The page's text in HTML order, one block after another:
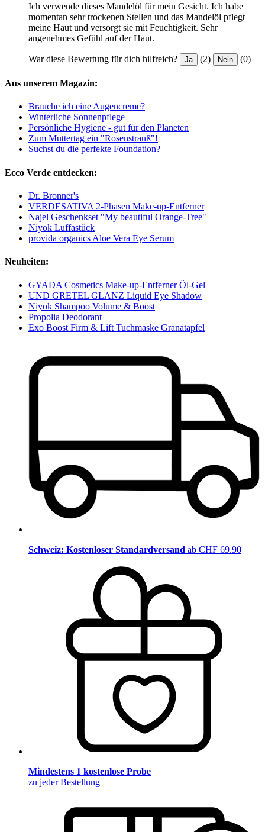
Ich verwende dieses Mandelöl für mein Gesicht. Ich habe
momentan sehr trockenen Stellen und das Mandelöl pflegt
meine Haut und versorgt sie mit Feuchtigkeit. Sehr
angenehmes Gefühl auf der Haut.
War diese Bewertung für dich hilfreich? Ja (2) Nein (0)
Aus unserem Magazin:
Brauche ich eine Augencreme?
Winterliche Sonnenpflege
Persönliche Hygiene - gut für den Planeten
Zum Muttertag ein "Rosenstrauß"!
Suchst du die perfekte Foundation?
Ecco Verde entdecken:
Dr. Bronner's
VERDESATIVA 2-Phasen Make-up-Entferner
Najel Geschenkset "My beautiful Orange-Tree"
Niyok Luffastück
provida organics Aloe Vera Eye Serum
Neuheiten:
GYADA Cosmetics Make-up-Entferner Öl-Gel
UND GRETEL GLANZ Liquid Eye Shadow
Niyok Shampoo Volume & Boost
Propolia Deodorant
Exo Boost Firm & Lift Tuchmaske Granatapfel
Schweiz: Kostenloser Standardversand ab CHF 69.90
Mindestens 1 kostenlose Probe
zu jeder Bestellung